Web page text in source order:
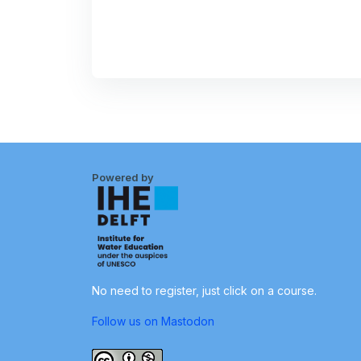
Powered by
No need to register, just click on a course.
Follow us on Mastodon